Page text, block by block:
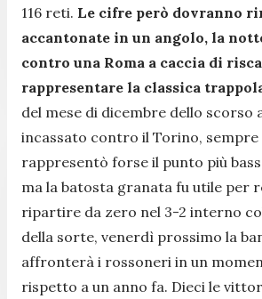
116 reti. Le cifre però dovranno
accantonate in un angolo, la
contro una Roma a caccia di
rappresentare la classica
del mese di dicembre dello scorso
incassato contro il Torino, sempre
rappresentò forse il punto più
ma la batosta granata fu utile per
ripartire da zero nel 3-2 interno
della sorte, venerdì prossimo la
affronterà i rossoneri in un
rispetto a un anno fa. Dieci le